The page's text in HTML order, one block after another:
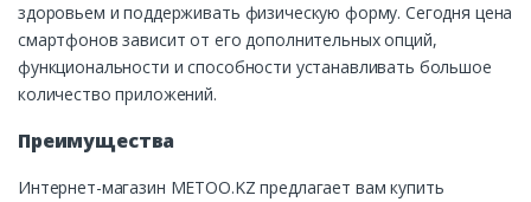
здоровьем и поддерживать физическую форму. Сегодня цена
смартфонов зависит от его дополнительных опций,
функциональности и способности устанавливать большое
количество приложений.
Преимущества
Интернет-магазин METOO.KZ предлагает вам купить